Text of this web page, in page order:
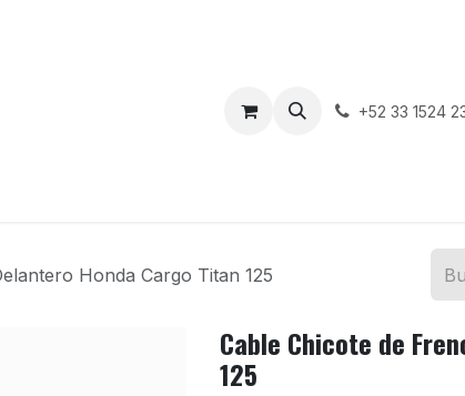
Contáctenos+52 33 1524
Honda Cargo Titan 125
Cable Chicote de
125